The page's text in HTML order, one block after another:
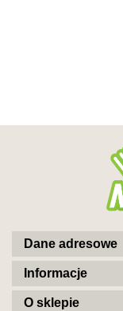
Dane adresowe
Informacje
O sklepie